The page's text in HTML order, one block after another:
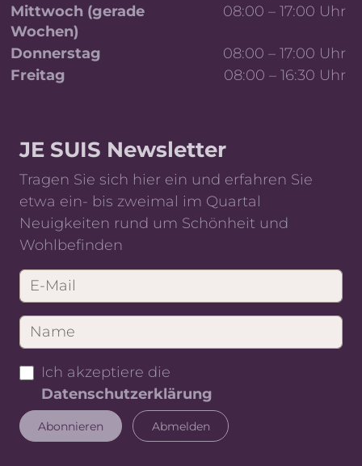
Mittwoch (gerade
Wochen)
08:00 – 17:00 Uhr
Donnerstag
08:00 – 17:00 Uhr
Freitag
08:00 – 16:30 Uhr
JE SUIS Newsletter
Tragen Sie sich hier ein und erfahren Sie
etwa ein- bis zweimal im Quartal
Neuigkeiten rund um Schönheit und
Wohlbefinden
Ich akzeptiere die
Datenschutzerklärung